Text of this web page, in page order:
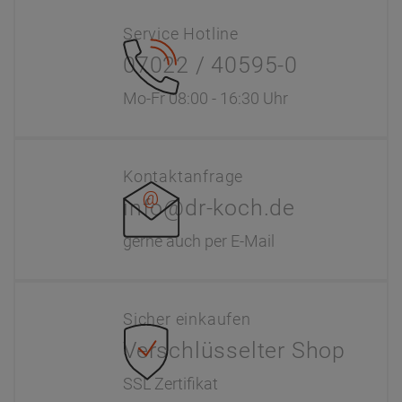
Service Hotline
07022 / 40595-0
Mo-Fr 08:00 - 16:30 Uhr
Kontaktanfrage
info@dr-koch.de
gerne auch per E-Mail
Sicher einkaufen
Verschlüsselter Shop
SSL Zertifikat